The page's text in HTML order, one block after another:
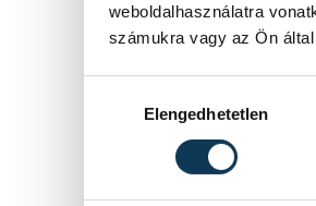
weboldalhasználatra
számukra vagy az Ön
Elengedhetetlen